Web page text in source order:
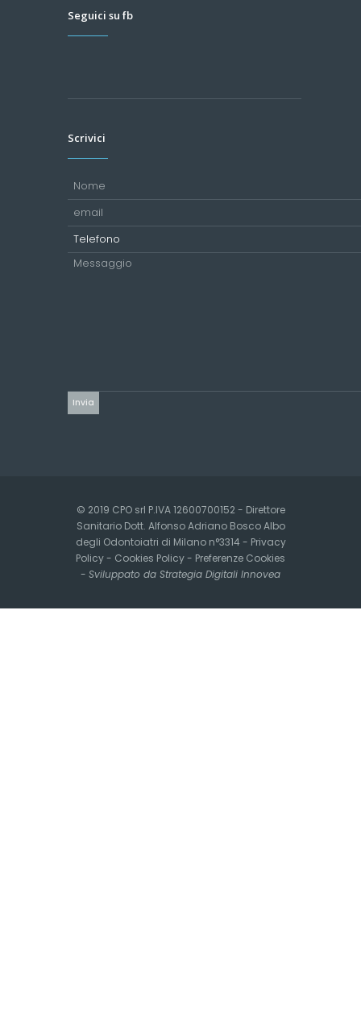
Seguici su fb
Scrivici
© 2019 CPO srl P.IVA 12600700152 - Direttore
Sanitario Dott. Alfonso Adriano Bosco Albo
degli Odontoiatri di Milano n°3314 - Privacy
Policy- Cookies Policy- Preferenze Cookies
- Sviluppato da Strategia Digitali Innovea